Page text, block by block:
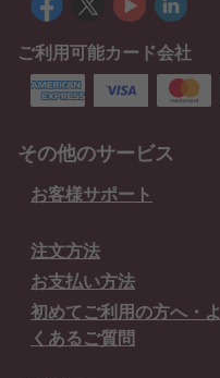
ご利用可能カード会社
その他のサービス
お客様サポート
注文方法
お支払い方法
初めてご利用の方へ・よ
くあるご質問